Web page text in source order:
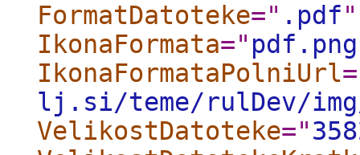
FormatDatoteke=" .pdf"
IkonaFormata=" pdf.png
IkonaFormataPolniUrl
lj.si/teme/rulDev/
VelikostDatoteke="